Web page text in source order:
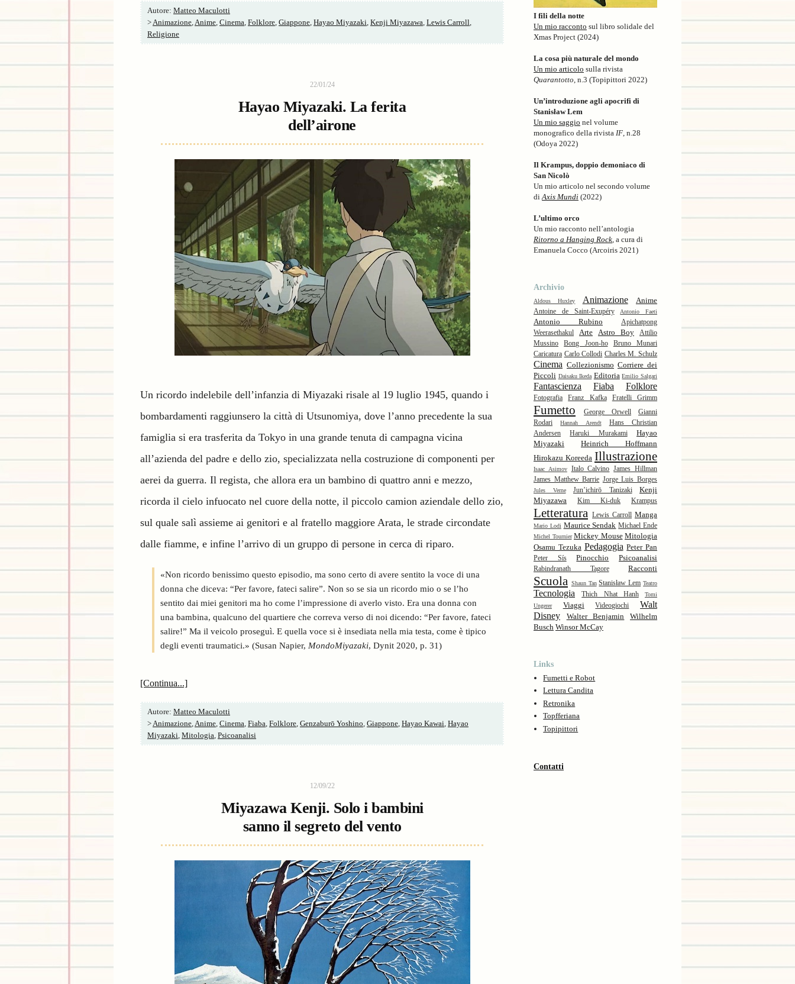
Autore: Matteo Maculotti
>Animazione,Anime, Cinema, Folklore, Giappone, Hayao Miyazaki, Kenji Miyazawa, Lewis Carroll,
Religione
22/01/24
Hayao Miyazaki. La ferita
dell’airone
Un ricordo indelebile dell’infanzia di Miyazaki risale al 19 luglio 1945, quando i
bombardamenti raggiunsero la città di Utsunomiya, dove l’anno precedente la sua
famiglia si era trasferita da Tokyo in una grande tenuta di campagna vicina
all’azienda del padre e dello zio, specializzata nella costruzione di componenti per
aerei da guerra. Il regista, che allora era un bambino di quattro anni e mezzo,
ricorda il cielo infuocato nel cuore della notte, il piccolo camion aziendale dello zio,
sul quale salì assieme ai genitori e al fratello maggiore Arata, le strade circondate
dalle fiamme, e infine l’arrivo di un gruppo di persone in cerca di riparo.
«Non ricordo benissimo questo episodio, ma sono certo di avere sentito la voce di una
donna che diceva: “Per favore, fateci salire”. Non so se sia un ricordo mio o se l’ho
sentito dai miei genitori ma ho come l’impressione di averlo visto. Era una donna con
una bambina, qualcuno del quartiere che correva verso di noi dicendo: “Per favore, fateci
salire!” Ma il veicolo proseguì. E quella voce si è insediata nella mia testa, come è tipico
degli eventi traumatici.» (Susan Napier, MondoMiyazaki, Dynit 2020, p. 31)
[Continua...]
Autore: Matteo Maculotti
>Animazione,Anime, Cinema, Fiaba, Folklore, Genzaburō Yoshino, Giappone, Hayao Kawai, Hayao
Miyazaki, Mitologia, Psicoanalisi
12/09/22
Miyazawa Kenji. Solo i bambini
sanno il segreto del vento
I fili della notte
Un mio racconto sul libro solidale del
Xmas Project (2024)
La cosa più naturale del mondo
Un mio articolo sulla rivista
Quarantotto , n.3 (Topipittori 2022)
Un’introduzione agli apocrifi di
Stanisław Lem
Un mio saggio nel volume
monografico della rivista IF , n.28
(Odoya 2022)
Il Krampus, doppio demoniaco di
San Nicolò
Un mio articolo nel secondo volume
di Axis Mundi (2022)
L’ultimo orco
Un mio racconto nell’antologia
Ritorno a Hanging Rock , a cura di
Emanuela Cocco (Arcoiris 2021)
Archivio
Aldous Huxley Animazione Anime
Antoine de Saint-Exupéry Antonio Faeti
Antonio Rubino
Apichatpong
Weerasethakul
Arte Astro Boy
Attilio
Mussino
Bong Joon-ho
Bruno Munari
Caricatura Carlo Collodi Charles M. Schulz
Cinema Collezionismo Corriere dei
Piccoli Daisaku Ikeda Editoria Emilio Salgari
Fantascienza Fiaba Folklore
Fotografia Franz Kafka Fratelli Grimm
Fumetto George Orwell
Gianni
Rodari
Hannah Arendt
Hans Christian
Andersen
Haruki Murakami
Hayao
Miyazaki
Heinrich Hoffmann
Hirokazu Koreeda Illustrazione
Isaac Asimov Italo Calvino James Hillman
James Matthew Barrie Jorge Luis Borges
Jules Verne Jun’ichirō Tanizaki
Kenji
Miyazawa
Kim Ki-duk Krampus
Letteratura Lewis Carroll Manga
Mario Lodi Maurice Sendak Michael Ende
Michel Tournier Mickey Mouse Mitologia
Osamu Tezuka Pedagogia Peter Pan
Peter Sís Pinocchio Psicoanalisi
Rabindranath Tagore Racconti
Scuola Shaun Tan Stanisław Lem Teatro
Tecnologia Thich Nhat Hanh
Tomi
Ungerer
Viaggi Videogiochi
Walt
Disney
Walter Benjamin
Wilhelm
Busch Winsor McCay
Links
Fumetti e Robot
Lettura Candita
Retronika
Topfferiana
Topipittori
Contatti